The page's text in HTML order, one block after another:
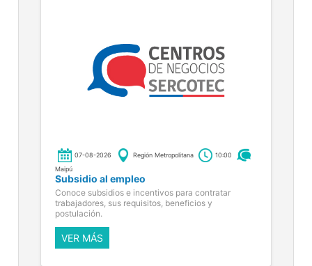
07-08-2026 Región Metropolitana
10:00
Maipú
Subsidio al empleo
Conoce subsidios e incentivos para contratar
trabajadores, sus requisitos, beneficios y
postulación.
VER MÁS